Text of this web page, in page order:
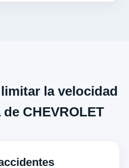
la velocidad
CHEVROLET